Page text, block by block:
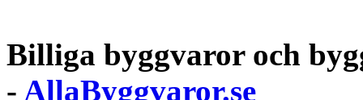
Billiga byggvaror och
- AllaByggvaror.se